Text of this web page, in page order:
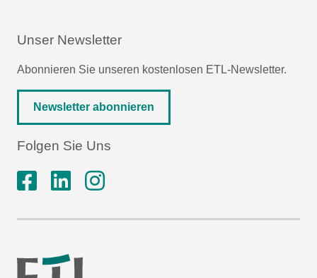
Unser Newsletter
Abonnieren Sie unseren kostenlosen ETL-Newsletter.
Newsletter abonnieren
Folgen Sie Uns